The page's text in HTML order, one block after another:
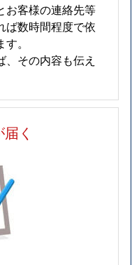
お客様の連絡先等
ば数時間程度で依
。
その内容も伝え
く